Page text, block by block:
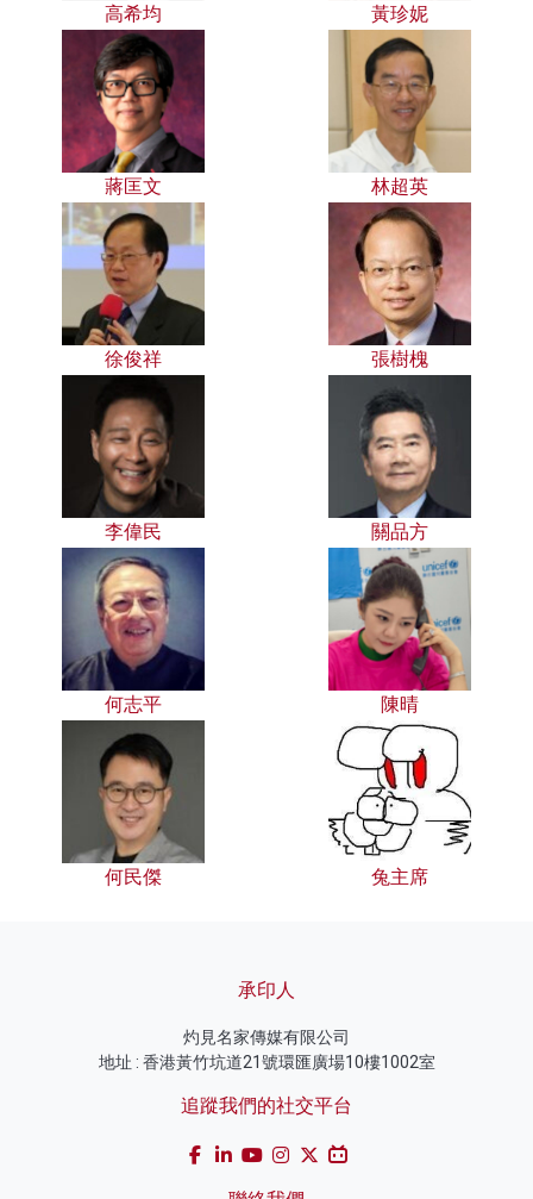
高希均 黃珍妮
蔣匡文 林超英
徐俊祥 張樹槐
李偉民 關品方
何志平 陳晴
何民傑 兔主席
承印人
灼見名家傳媒有限公司
地址 : 香港黃竹坑道21號環匯廣場10樓1002室
追蹤我們的社交平台